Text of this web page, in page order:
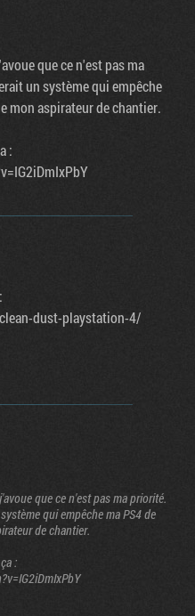
que ce n'est pas ma
un système qui empêche
mon aspirateur de chantier.
:
dust-playstation-4/
que ce n'est pas ma priorité.
qui empêche ma PS4 de
de chantier.
: